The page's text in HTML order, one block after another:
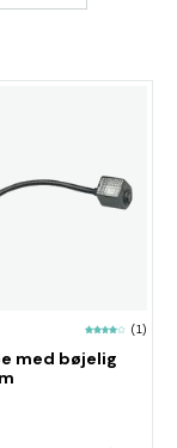
(1)
med bøjelig